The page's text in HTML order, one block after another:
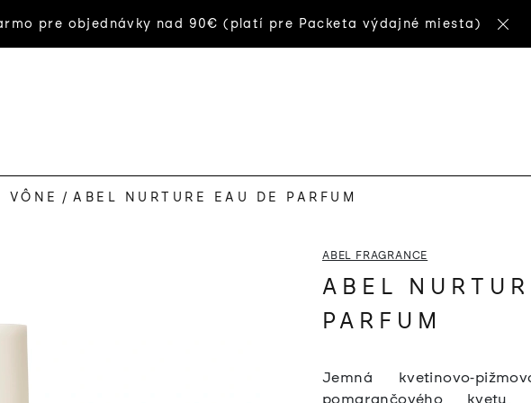
pre objednávky nad 90€ (platí pre Packeta výdajné miesta)
VÔNE / ABEL NURTURE EAU DE PARFUM
ABEL FRAGRANCE
ABEL
PARFUM
Jemná
pomarančového